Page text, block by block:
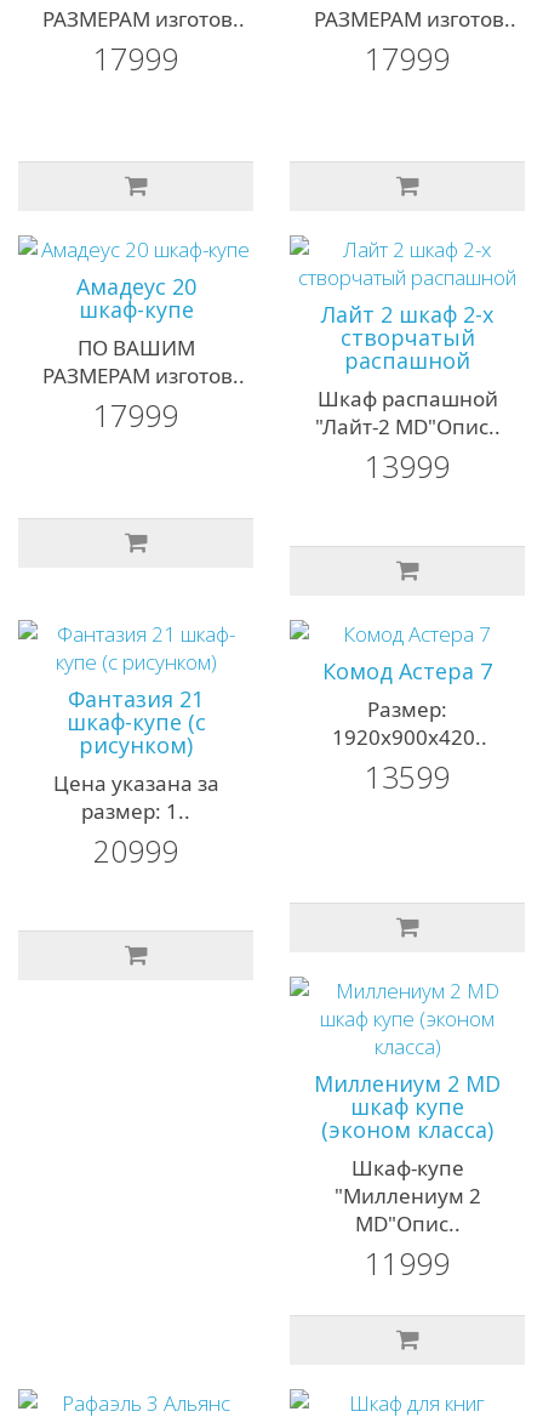
РАЗМЕРАМ изготов..
17999
РАЗМЕРАМ изготов..
17999
Амадеус 20
шкаф-купе
ПО ВАШИМ
РАЗМЕРАМ изготов..
17999
Лайт 2 шкаф 2-х
створчатый
распашной
Шкаф распашной
"Лайт-2 MD"Опис..
13999
Фантазия 21
шкаф-купе (с
рисунком)
Цена указана за
размер: 1..
20999
Комод Астера 7
Размер:
1920х900х420..
13599
Миллениум 2 MD
шкаф купе
(эконом класса)
Шкаф-купе
"Миллениум 2
MD"Опис..
11999